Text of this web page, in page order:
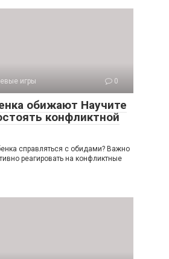
игры 0
обижают Научите
конфликтной
справляться с обидами? Важно
реагировать на конфликтные